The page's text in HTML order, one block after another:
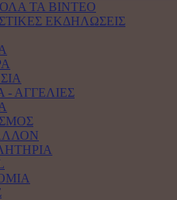
ΕΚΔΗΛΩΣΕΙΣ
- ΑΓΓΕΛΙΕΣ